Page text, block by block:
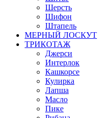
Шерсть
Шифон
Штапель
МЕРНЫЙ ЛОСКУТ
ТРИКОТАЖ
Джерси
Интерлок
Кашкорсе
Кулирка
Лапша
Масло
Пике